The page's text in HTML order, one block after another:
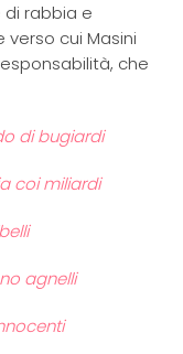
rabbia e
cui Masini
che
di bugiardi
coi miliardi
agnelli